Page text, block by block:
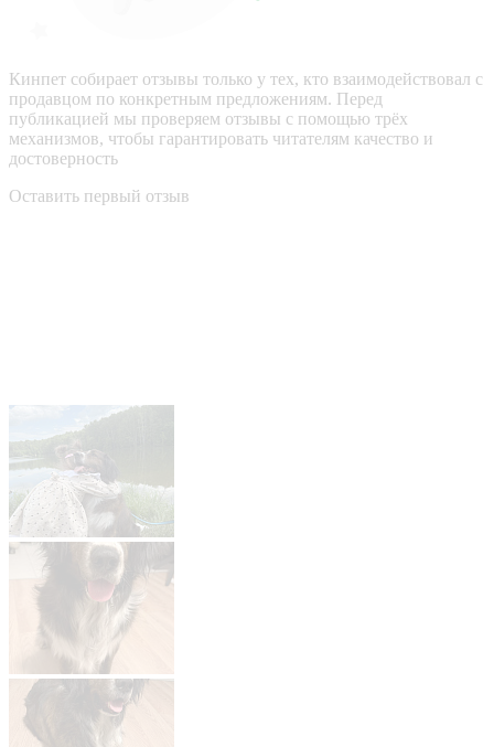
Кинпет собирает отзывы только у тех, кто взаимодействовал с
продавцом по конкретным предложениям. Перед
публикацией мы проверяем отзывы с помощью трёх
механизмов, чтобы гарантировать читателям качество и
достоверность
Оставить первый отзыв